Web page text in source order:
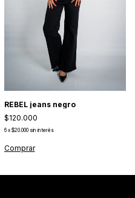
REBEL jeans negro
$120.000
6 x $20.000 sin interés
Comprar